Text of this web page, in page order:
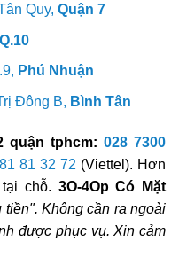
Quy, Quận 7
Q.10
Phú Nhuận
Đông B, Bình Tân
quận tphcm: 028 7300
81 32 72 (Viettel). Hơn
chỗ. 3O-4Op Có Mặt
Không cần ra ngoài
được phục vụ. Xin cảm